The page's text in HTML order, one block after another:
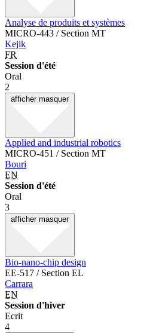
Analyse de produits et systèmes
MICRO-443 / Section MT
Kejik
FR
Session d'été
Oral
2
afficher masquer
Applied and industrial robotics
MICRO-451 / Section MT
Bouri
EN
Session d'été
Oral
3
afficher masquer
Bio-nano-chip design
EE-517 / Section EL
Carrara
EN
Session d'hiver
Ecrit
4